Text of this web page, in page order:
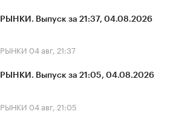
РЫНКИ. Выпуск за 21:37, 04.08.2026
РЫНКИ 04 авг, 21:37
РЫНКИ. Выпуск за 21:05, 04.08.2026
РЫНКИ 04 авг, 21:05